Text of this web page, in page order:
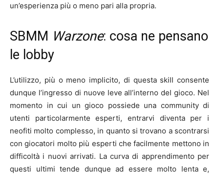
un’esperienza più o meno pari alla propria.
SBMM Warzone: cosa ne pensano
le lobby
L’utilizzo, più o meno implicito, di questa skill consente
dunque l’ingresso di nuove leve all’interno del gioco. Nel
momento in cui un gioco possiede una community di
utenti particolarmente esperti, entrarvi diventa per i
neofiti molto complesso, in quanto si trovano a scontrarsi
con giocatori molto più esperti che facilmente mettono in
difficoltà i nuovi arrivati. La curva di apprendimento per
questi ultimi tende dunque ad essere molto lenta e,